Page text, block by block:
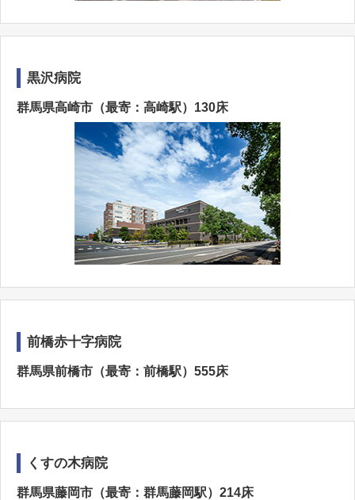
黒沢病院
群馬県高崎市（最寄：高崎駅）130床
前橋赤十字病院
群馬県前橋市（最寄：前橋駅）555床
くすの木病院
群馬県藤岡市（最寄：群馬藤岡駅）214床